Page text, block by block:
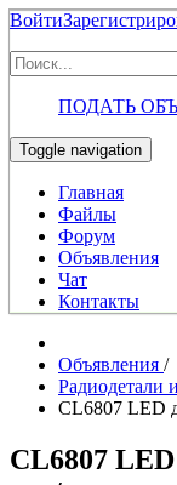
Войти
ПОДАТЬ
Toggle navigation
Главная
Файлы
Форум
Объявления
Чат
Контакты
Объявления /
Радиодетали
CL6807 LED
CL6807 LED